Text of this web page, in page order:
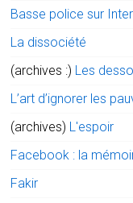
Basse police sur
La dissociété
(archives :) Les
L’art d’ignorer les
(archives) L'espoir
Facebook : la
Fakir